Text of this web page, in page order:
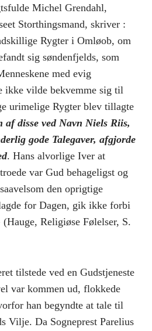
Michel Grendahl,
Storthingsmand, skriver :
Rygter i Omløob, om
sig søndenfjelds, som
med evig
ikke vilde bekvemme sig til
urimelige Rygter blev tillagte
af disse ved Navn Niels Riis,
gode Talegaver, afgjorde
. Hans alvorlige Iver at
var Gud behageligst og
den oprigtige
for Dagen, gik ikke forbi
Religiøse Følelser, S.
tilstede ved en Gudstjeneste
var kommen ud, flokkede
han begyndte at tale til
Vilje. Da Sogneprest Parelius